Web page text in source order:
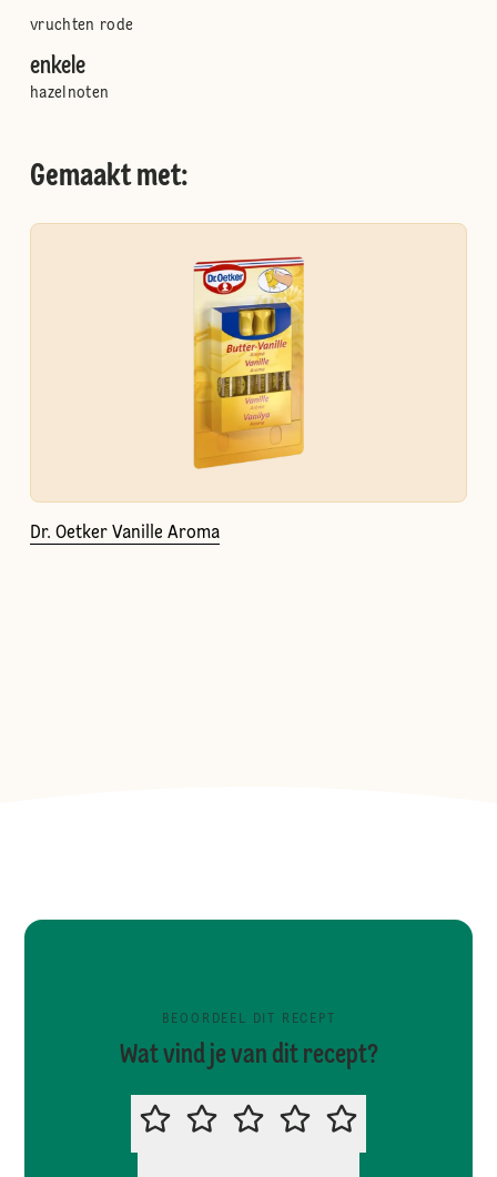
vruchten rode
enkele
hazelnoten
Gemaakt met:
Dr. Oetker Vanille Aroma
BEOORDEEL DIT RECEPT
Wat vind je van dit recept?
BEOORDEEL DIT RECEPT